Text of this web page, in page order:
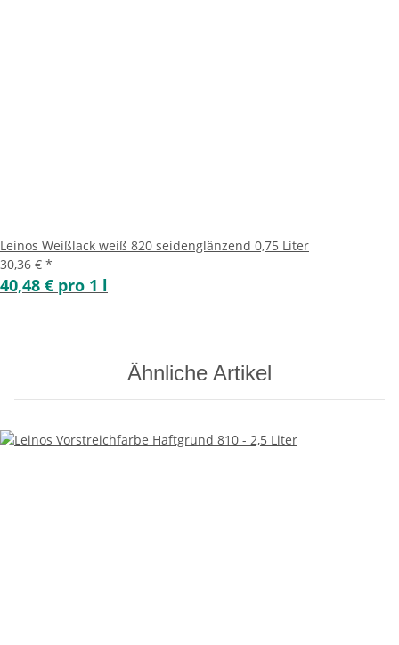
Leinos Weißlack weiß 820 seidenglänzend 0,75 Liter
30,36 € *
40,48 € pro 1 l
Ähnliche Artikel